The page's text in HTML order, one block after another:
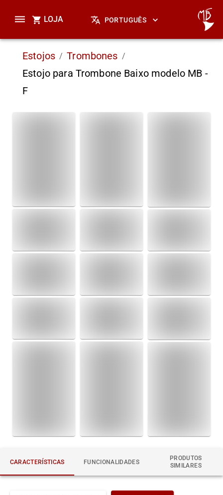
LOJA PORTUGUÊS
Estojos / Trombones /
Estojo para Trombone Baixo modelo MB -
F
CARACTERÍSTICAS FUNCIONALIDADES
PRODUTOS
SIMILARES